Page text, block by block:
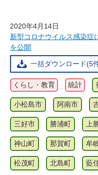
2020年4月14日
新型コロナウイルス感染症
を公開
一括ダウンロード(5
くらし・教育 統計
小松島市 阿南市
三好市 勝浦町 上
神山町 那賀町 牟
松茂町 北島町 藍